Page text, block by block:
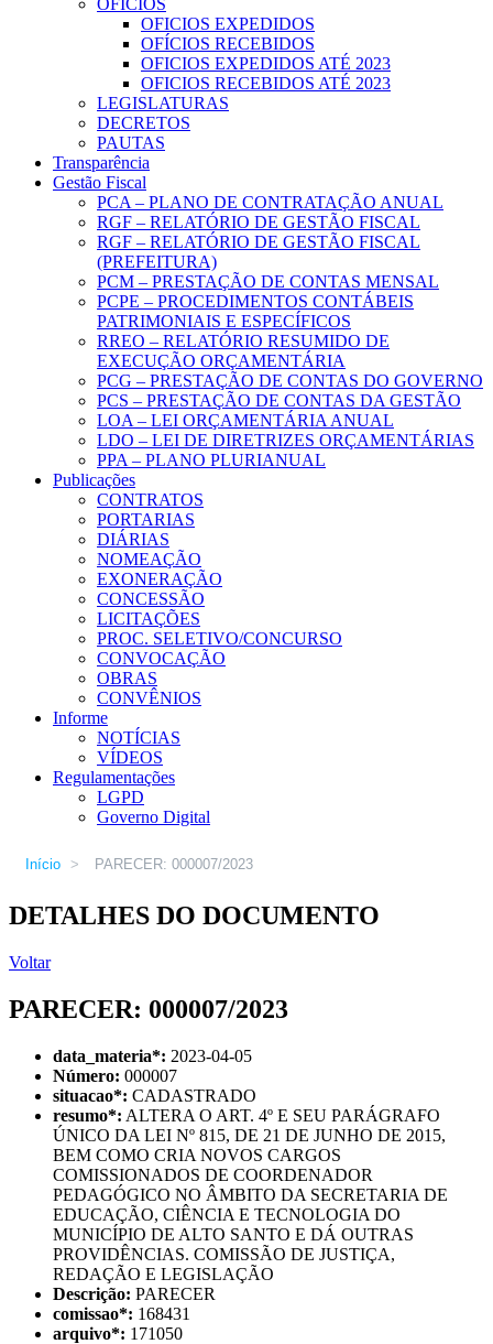
OFICIOS
OFICIOS EXPEDIDOS
OFÍCIOS RECEBIDOS
OFICIOS EXPEDIDOS ATÉ 2023
OFICIOS RECEBIDOS ATÉ 2023
LEGISLATURAS
DECRETOS
PAUTAS
Transparência
Gestão Fiscal
PCA – PLANO DE CONTRATAÇÃO ANUAL
RGF – RELATÓRIO DE GESTÃO FISCAL
RGF – RELATÓRIO DE GESTÃO FISCAL
(PREFEITURA)
PCM – PRESTAÇÃO DE CONTAS MENSAL
PCPE – PROCEDIMENTOS CONTÁBEIS
PATRIMONIAIS E ESPECÍFICOS
RREO – RELATÓRIO RESUMIDO DE
EXECUÇÃO ORÇAMENTÁRIA
PCG – PRESTAÇÃO DE CONTAS DO GOVERNO
PCS – PRESTAÇÃO DE CONTAS DA GESTÃO
LOA – LEI ORÇAMENTÁRIA ANUAL
LDO – LEI DE DIRETRIZES ORÇAMENTÁRIAS
PPA – PLANO PLURIANUAL
Publicações
CONTRATOS
PORTARIAS
DIÁRIAS
NOMEAÇÃO
EXONERAÇÃO
CONCESSÃO
LICITAÇÕES
PROC. SELETIVO/CONCURSO
CONVOCAÇÃO
OBRAS
CONVÊNIOS
Informe
NOTÍCIAS
VÍDEOS
Regulamentações
LGPD
Governo Digital
Início > PARECER: 000007/2023
DETALHES DO DOCUMENTO
Voltar
PARECER: 000007/2023
data_materia*: 2023-04-05
Número: 000007
situacao*: CADASTRADO
resumo*: ALTERA O ART. 4º E SEU PARÁGRAFO
ÚNICO DA LEI Nº 815, DE 21 DE JUNHO DE 2015,
BEM COMO CRIA NOVOS CARGOS
COMISSIONADOS DE COORDENADOR
PEDAGÓGICO NO ÂMBITO DA SECRETARIA DE
EDUCAÇÃO, CIÊNCIA E TECNOLOGIA DO
MUNICÍPIO DE ALTO SANTO E DÁ OUTRAS
PROVIDÊNCIAS. COMISSÃO DE JUSTIÇA,
REDAÇÃO E LEGISLAÇÃO
Descrição: PARECER
comissao*: 168431
arquivo*: 171050